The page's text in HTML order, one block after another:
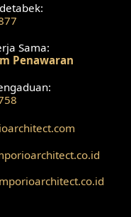
Sama:
Penawaran